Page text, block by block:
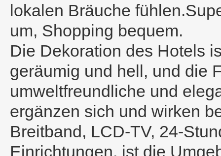
lokalen Bräuche
um, Shopping bequem.
Die Dekoration des Hotels
geräumig und hell, und die
umweltfreundliche und
ergänzen sich und wirken
Breitband, LCD-TV, 24-
Einrichtungen, ist die